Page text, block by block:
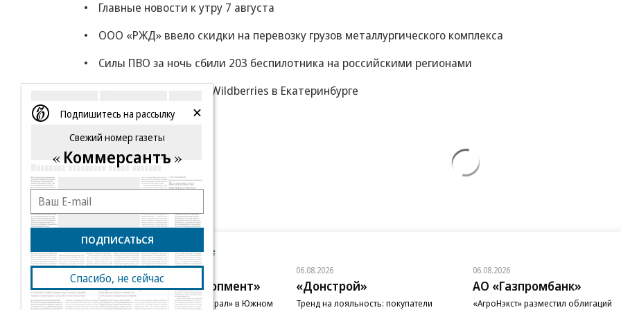
Главные новости к утру 7 августа
ООО «РЖД» ввело скидки на перевозку грузов металлургического комплекса
Силы ПВО за ночь сбили 203 беспилотника на российскими регионами
ВСУ атаковали склад Wildberries в Екатеринбурге
Еще
Новости компаний Все
06.08.2026
ГК «Галс-Девелопмент»
В бизнес-центре «Адмирал» в Южном
06.08.2026
«Донстрой»
Тренд на лояльность: покупатели
06.08.2026
АО «Газпромбанк»
«АгроНэкст» разместил облигаций
Подпишитесь на рассылку
Свежий номер газеты
Коммерсантъ
ПОДПИСАТЬСЯ
Спасибо, не сейчас